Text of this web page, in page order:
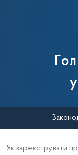
Як зареєструвати